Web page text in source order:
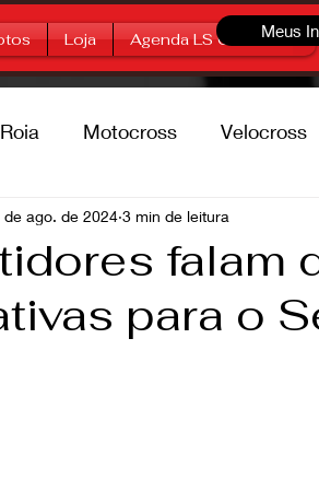
Loja Agenda LS OffroadMeus
Motocross Velocross
Marcas
falam
para o
de ago. de 2024 3 min de leitura